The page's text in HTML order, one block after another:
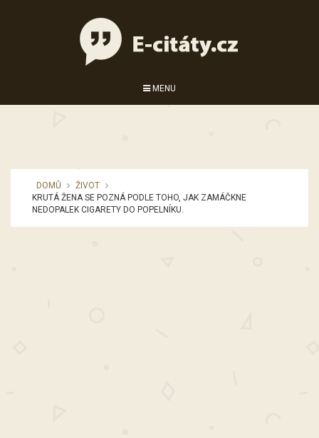
MENU
DOMŮ
ŽIVOT
KRUTÁ ŽENA SE POZNÁ PODLE TOHO, JAK ZAMÁČKNE
NEDOPALEK CIGARETY DO POPELNÍKU.